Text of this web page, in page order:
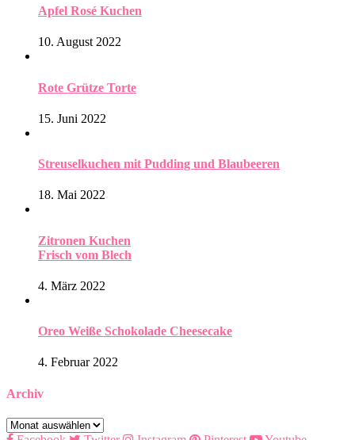
Apfel Rosé Kuchen
10. August 2022
Rote Grütze Torte
15. Juni 2022
Streuselkuchen mit Pudding und Blaubeeren
18. Mai 2022
Zitronen Kuchen
Frisch vom Blech
4. März 2022
Oreo Weiße Schokolade Cheesecake
4. Februar 2022
Archiv
Archiv